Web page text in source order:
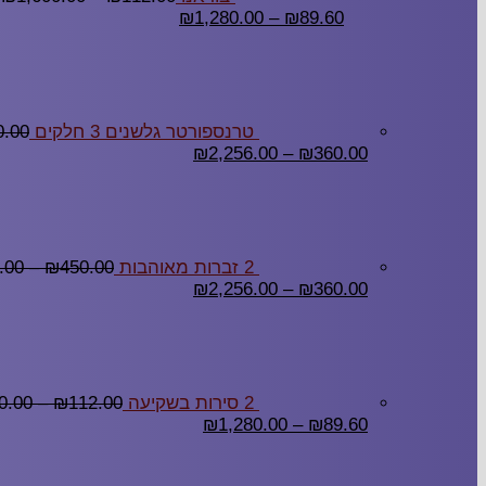
₪89.60
–
₪1,280.00
טרנספורטר גלשנים 3 חלקים
₪360.00
–
₪2,256.00
2 זברות מאוהבות ₪450.00
–
₪360.00
–
₪2,256.00
2 סירות בשקיעה ₪112.00
–
₪89.60
–
₪1,280.00